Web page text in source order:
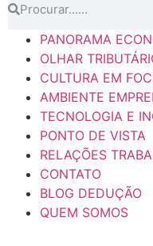
PANORAMA
OLHAR
CULTURA EM
AMBIENTE
TECNOLOGIA E
PONTO DE VISTA
RELAÇÕES
CONTATO
BLOG DEDUÇÃO
QUEM SOMOS